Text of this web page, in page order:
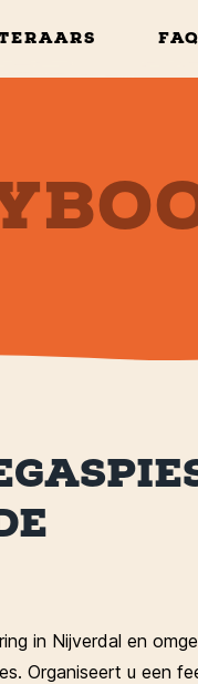
FAQ
in Nijverdal en
Organiseert u een